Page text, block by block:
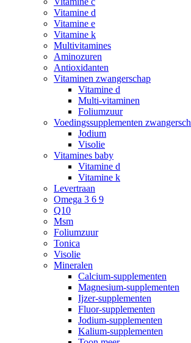
Vitamine d
Vitamine e
Vitamine k
Multivitamines
Aminozuren
Antioxidanten
Vitaminen zwangerschap
Vitamine d
Multi-vitaminen
Foliumzuur
Voedingssupplementen
Jodium
Visolie
Vitamines baby
Vitamine d
Vitamine k
Levertraan
Omega 3 6 9
Q10
Msm
Foliumzuur
Tonica
Visolie
Mineralen
Calcium-supplementen
Magnesium-supplementen
Ijzer-supplementen
Fluor-supplementen
Jodium-supplementen
Kalium-supplementen